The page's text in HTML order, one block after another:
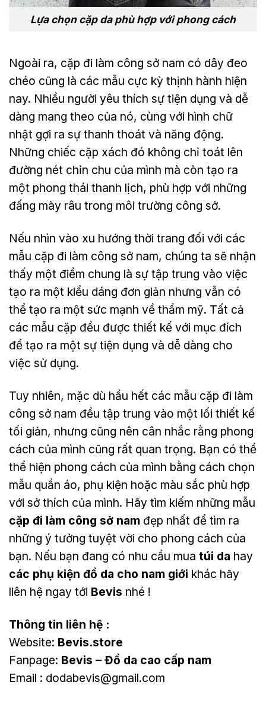
Lựa chọn cặp da phù hợp với phong cách
Ngoài ra, cặp đi làm công sở nam có dây đeo
chéo cũng là các mẫu cực kỳ thịnh hành hiện
nay. Nhiều người yêu thích sự tiện dụng và dễ
dàng mang theo của nó, cùng với hình chữ
nhật gợi ra sự thanh thoát và năng động.
Những chiếc cặp xách đó không chỉ toát lên
đường nét chỉn chu của mình mà còn tạo ra
một phong thái thanh lịch, phù hợp với những
đấng mày râu trong môi trường công sở.
Nếu nhìn vào xu hướng thời trang đối với các
mẫu cặp đi làm công sở nam, chúng ta sẽ nhận
thấy một điểm chung là sự tập trung vào việc
tạo ra một kiểu dáng đơn giản nhưng vẫn có
thể tạo ra một sức mạnh về thẩm mỹ. Tất cả
các mẫu cặp đều được thiết kế với mục đích
để tạo ra một sự tiện dụng và dễ dàng cho
việc sử dụng.
Tuy nhiên, mặc dù hầu hết các mẫu cặp đi làm
công sở nam đều tập trung vào một lối thiết kế
tối giản, nhưng cũng nên cân nhắc rằng phong
cách của mình cũng rất quan trọng. Bạn có thể
thể hiện phong cách của mình bằng cách chọn
mẫu quần áo, phụ kiện hoặc màu sắc phù hợp
với sở thích của mình. Hãy tìm kiếm những mẫu
cặp đi làm công sở nam đẹp nhất để tìm ra
những ý tưởng tuyệt vời cho phong cách của
bạn. Nếu bạn đang có nhu cầu mua túi da hay
các phụ kiện đồ da cho nam giới khác hãy
liên hệ ngay tới Bevis nhé !
Thông tin liên hệ :
Website: Bevis.store
Fanpage: Bevis – Đồ da cao cấp nam
Email : dodabevis@gmail.com